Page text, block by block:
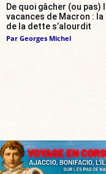
De quoi gâcher (ou pas)
vacances de Macron : la
de la dette s’alourdit
Par Georges Michel